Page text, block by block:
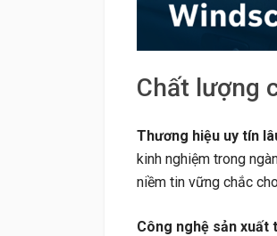
Chất lượng
Thương hiệu uy tín
kinh nghiệm trong
niềm tin vững chắc
Công nghệ sản xuất